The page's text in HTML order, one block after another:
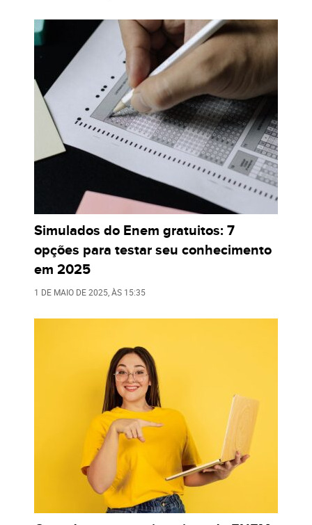
Simulados do Enem gratuitos: 7
opções para testar seu conhecimento
em 2025
1 DE MAIO DE 2025 , ÀS 15:35